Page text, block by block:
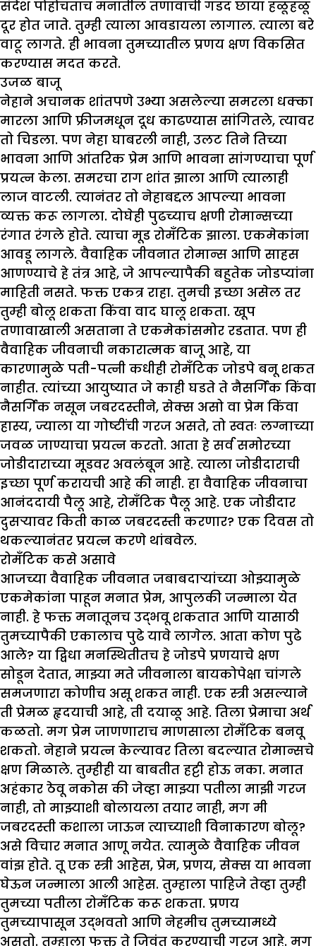
संदेश पोहोचताच मनातील तणावाची गडद छाया हळूहळू
दूर होत जाते. तुम्ही त्याला आवडायला लागाल. त्याला बरे
वाटू लागते. ही भावना तुमच्यातील प्रणय क्षण विकसित
करण्यास मदत करते.
उजळ बाजू
नेहाने अचानक शांतपणे उभ्या असलेल्या समरला धक्का
मारला आणि फ्रीजमधून दूध काढण्यास सांगितले, त्यावर
तो चिडला. पण नेहा घाबरली नाही, उलट तिने तिच्या
भावना आणि आंतरिक प्रेम आणि भावना सांगण्याचा पूर्ण
प्रयत्न केला. समरचा राग शांत झाला आणि त्यालाही
लाज वाटली. त्यानंतर तो नेहाबद्दल आपल्या भावना
व्यक्त करू लागला. दोघेही पुढच्याच क्षणी रोमान्सच्या
रंगात रंगले होते. त्याचा मूड रोमँटिक झाला. एकमेकांना
आवडू लागले. वैवाहिक जीवनात रोमान्स आणि साहस
आणण्याचे हे तंत्र आहे, जे आपल्यापैकी बहुतेक जोडप्यांना
माहिती नसते. फक्त एकत्र राहा. तुमची इच्छा असेल तर
तुम्ही बोलू शकता किंवा वाद घालू शकता. खूप
तणावाखाली असताना ते एकमेकांसमोर रडतात. पण ही
वैवाहिक जीवनाची नकारात्मक बाजू आहे, या
कारणामुळे पती-पत्नी कधीही रोमँटिक जोडपे बनू शकत
नाहीत. त्यांच्या आयुष्यात जे काही घडते ते नैसर्गिक किंवा
नैसर्गिक नसून जबरदस्तीने, सेक्स असो वा प्रेम किंवा
हास्य, ज्याला या गोष्टींची गरज असते, तो स्वतः लग्नाच्या
जवळ जाण्याचा प्रयत्न करतो. आता हे सर्व समोरच्या
जोडीदाराच्या मूडवर अवलंबून आहे. त्याला जोडीदाराची
इच्छा पूर्ण करायची आहे की नाही. हा वैवाहिक जीवनाचा
आनंददायी पैलू आहे, रोमँटिक पैलू आहे. एक जोडीदार
दुसऱ्यावर किती काळ जबरदस्ती करणार? एक दिवस तो
थकल्यानंतर प्रयत्न करणे थांबवेल.
रोमँटिक कसे असावे
आजच्या वैवाहिक जीवनात जबाबदाऱ्यांच्या ओझ्यामुळे
एकमेकांना पाहून मनात प्रेम, आपुलकी जन्माला येत
नाही. हे फक्त मनातूनच उद्भवू शकतात आणि यासाठी
तुमच्यापैकी एकालाच पुढे यावे लागेल. आता कोण पुढे
आले? या द्विधा मनस्थितीतच हे जोडपे प्रणयाचे क्षण
सोडून देतात, माझ्या मते जीवनाला बायकोपेक्षा चांगले
समजणारा कोणीच असू शकत नाही. एक स्त्री असल्याने
ती प्रेमळ हृदयाची आहे, ती दयाळू आहे. तिला प्रेमाचा अर्थ
कळतो. मग प्रेम जाणणाराच माणसाला रोमँटिक बनवू
शकतो. नेहाने प्रयत्न केल्यावर तिला बदल्यात रोमान्सचे
क्षण मिळाले. तुम्हीही या बाबतीत हट्टी होऊ नका. मनात
अहंकार ठेवू नकोस की जेव्हा माझ्या पतीला माझी गरज
नाही, तो माझ्याशी बोलायला तयार नाही, मग मी
जबरदस्ती कशाला जाऊन त्याच्याशी विनाकारण बोलू?
असे विचार मनात आणू नयेत. त्यामुळे वैवाहिक जीवन
वांझ होते. तू एक स्त्री आहेस, प्रेम, प्रणय, सेक्स या भावना
घेऊन जन्माला आली आहेस. तुम्हाला पाहिजे तेव्हा तुम्ही
तुमच्या पतीला रोमँटिक करू शकता. प्रणय
तुमच्यापासून उद्भवतो आणि नेहमीच तुमच्यामध्ये
असतो. तुम्हाला फक्त ते जिवंत करण्याची गरज आहे. मग